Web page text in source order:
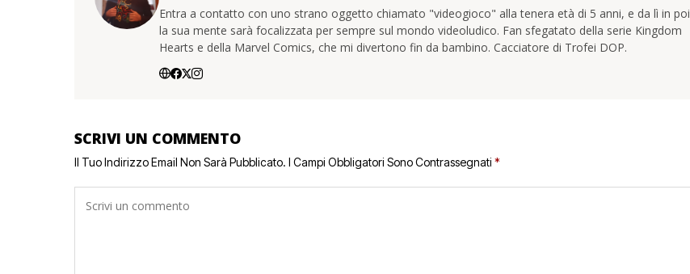
Entra a contatto con uno strano oggetto chiamato "videogioco" alla tenera età di 5 anni, e da lì in poi
la sua mente sarà focalizzata per sempre sul mondo videoludico. Fan sfegatato della serie Kingdom
Hearts e della Marvel Comics, che mi divertono fin da bambino. Cacciatore di Trofei DOP.
SCRIVI UN COMMENTO
Il Tuo Indirizzo Email Non Sarà Pubblicato. I Campi Obbligatori Sono Contrassegnati *